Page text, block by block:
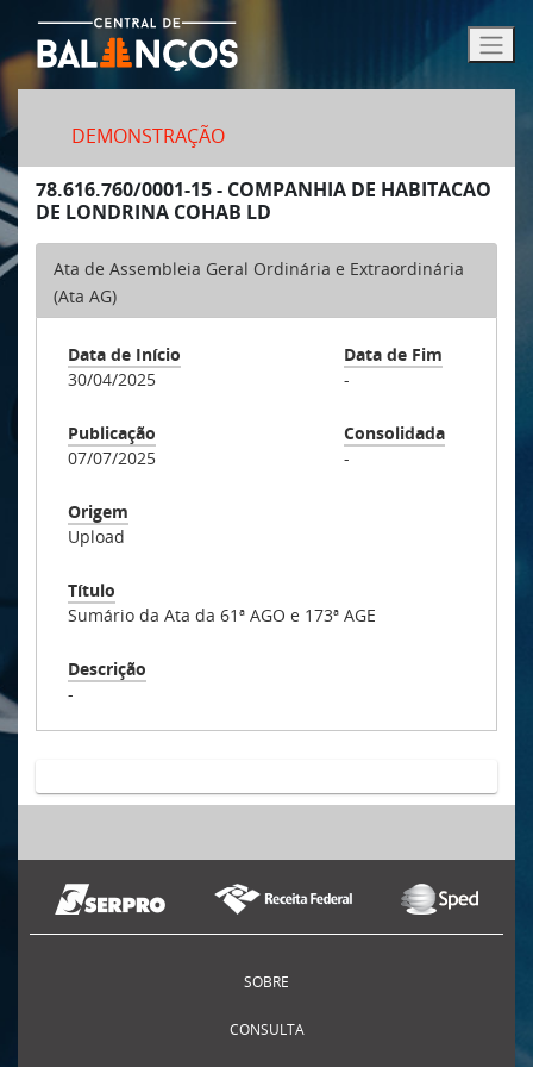
DEMONSTRAÇÃO
78.616.760/0001-15 - COMPANHIA DE HABITACAO
DE LONDRINA COHAB LD
Ata de Assembleia Geral Ordinária e Extraordinária
(Ata AG)
Data de Início
30/04/2025
Data de Fim
-
Publicação
07/07/2025
Consolidada
-
Origem
Upload
Título
Sumário da Ata da 61ª AGO e 173ª AGE
Descrição
-
SOBRE
CONSULTA